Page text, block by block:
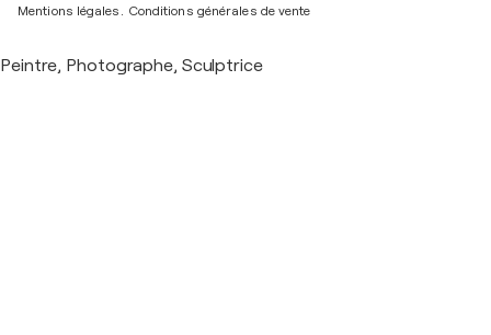
Mentions légales.
Conditions générales de vente
Peintre, Photographe, Sculptrice